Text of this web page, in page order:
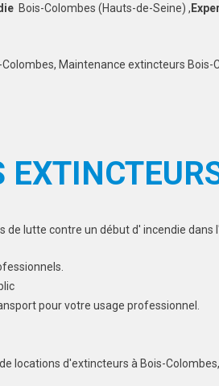
Bois-Colombes (Hauts-de-Seine) ,
Colombes, Maintenance extincteurs
de lutte contre un début d' incendie dans
pour votre usage professionnel.
locations d'extincteurs à Bois-